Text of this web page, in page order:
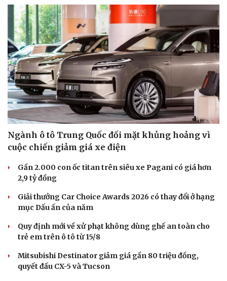
Văn hóa
Sân khấu - Điện ảnh
Văn học
Âm nhạc
Di sản
Giải trí
Nghệ sĩ
Thời trang
Sao Việt
Ngành ô tô Trung Quốc đối mặt khủng hoảng vì
cuộc chiến giảm giá xe điện
Gần 2.000 con ốc titan trên siêu xe Pagani có giá hơn
2,9 tỷ đồng
Giải thưởng Car Choice Awards 2026 có thay đổi ở hạng
mục Dấu ấn của năm
Quy định mới về xử phạt không dùng ghế an toàn cho
trẻ em trên ô tô từ 15/8
Mitsubishi Destinator giảm giá gần 80 triệu đồng,
quyết đấu CX-5 và Tucson